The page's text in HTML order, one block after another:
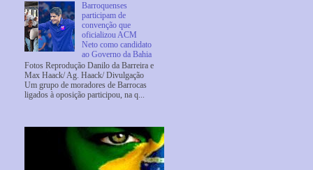
Barroquenses
participam de
convenção que
oficializou ACM
Neto como candidato
ao Governo da Bahia
Fotos Reprodução Danilo da Barreira e
Max Haack/ Ag. Haack/ Divulgação
Um grupo de moradores de Barrocas
ligados à oposição participou, na q...